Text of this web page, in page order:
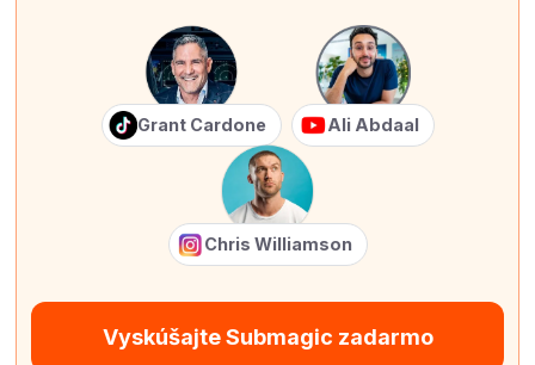
Grant Cardone Ali Abdaal
Chris Williamson
Vyskúšajte Submagic zadarmo